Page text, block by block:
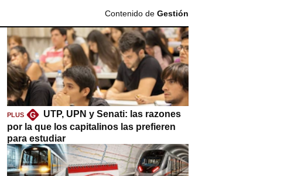
Contenido de Gestión
PLUS G
UTP, UPN y Senati: las razones
por la que los capitalinos las prefieren
para estudiar